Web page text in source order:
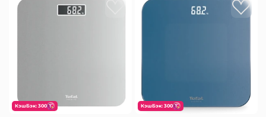
КэшБэк: 300 КэшБэк: 300